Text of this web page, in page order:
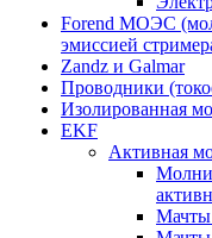
Forend МОЭС
эмиссией
Zandz и Galmar
Проводники
Изолированная
EKF
Активная